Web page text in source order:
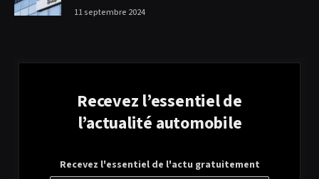
11 septembre 2024
Recevez l’essentiel de
l’actualité automobile
Recevez l'essentiel de l'actu gratuitement